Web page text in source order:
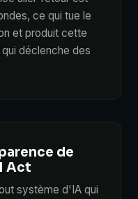
ce qui tue le
et produit cette
déclenche des
de
Act
système d'IA qui